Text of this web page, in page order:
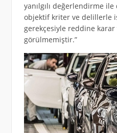
yanılgılı değerlendirme
objektif kriter ve delillerle
gerekçesiyle reddine
görülmemiştir.”